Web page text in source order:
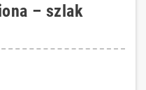
– szlak